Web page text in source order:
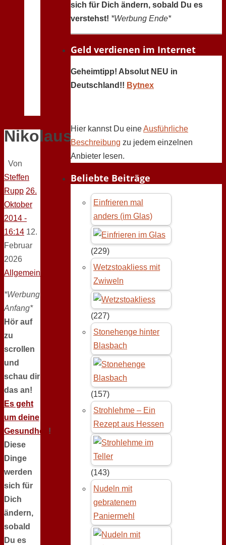
Nikolaus
Von
Steffen
Rupp 26.
Oktober
2014 -
16:14 12.
Februar
2026
Allgemein
*Werbung
Anfang*
Hör auf
zu
scrollen
und
schau dir
das an!
Es geht
um deine
Gesundheit !
Diese
Dinge
werden
sich für
Dich
ändern,
sobald
Du es
sich für Dich ändern, sobald Du es
verstehst! *Werbung Ende*
Geld verdienen im Internet
Geheimtipp! Absolut NEU in
Deutschland!! Bytnex
Hier kannst Du eineAusführliche
Beschreibung zu jedem einzelnen
Anbieter lesen.
Beliebte Beiträge
Einfrieren mal
anders (im Glas)
(229)
Wetzstoakliess mit
Zwiweln
(227)
Stonehenge hinter
Blasbach
(157)
Strohlehme – Ein
Rezept aus Hessen
(143)
Nudeln mit
gebratenem
Paniermehl